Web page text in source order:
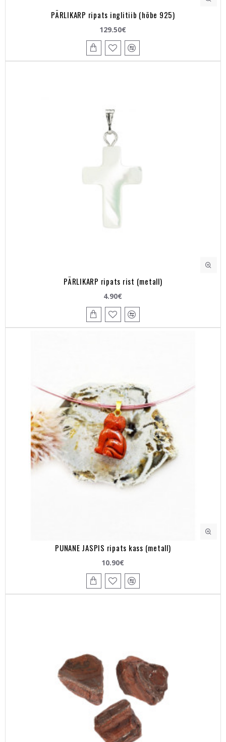
PÄRLIKARP ripats inglitiib (hõbe 925)
129.50€
PÄRLIKARP ripats rist (metall)
4.90€
PUNANE JASPIS ripats kass (metall)
10.90€